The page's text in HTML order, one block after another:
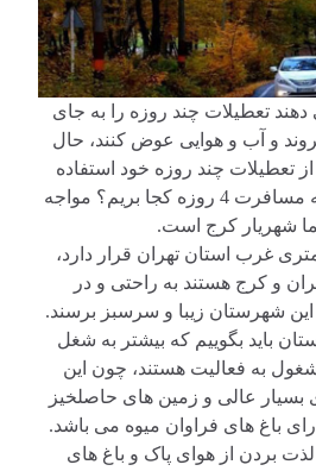
دهند تعطیلات چند روزه را به جای
و آب و هوایی عوض کنند، حال
تعطیلات چند روزه خود استفاده
کنید ولی با این سوال که مسافرت 4 روزه کجا بریم؟ مواجه
شهریار کرج است.
کرج در 40 کیلومتری غرب استان تهران قرار دارد،
و کرج هستند به راحتی و در
شهرستان زیبا و سرسبز برسند.
باید بگوییم که بیشتر به شغل
به فعالیت هستند، چون این
بسیار عالی و زمین های حاصلخیز
باغ های فراوان میوه می باشد.
لذت بردن از هوای پاک و باغ های